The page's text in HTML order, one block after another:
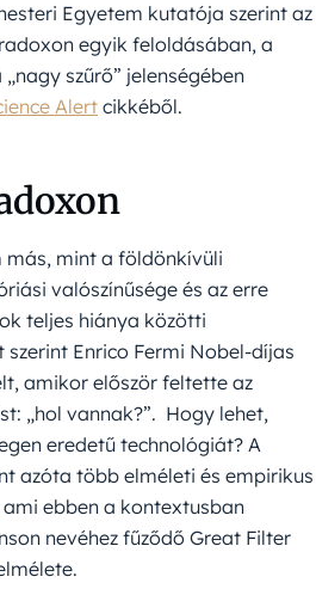
Egyetem kutatója szerint az
egyik feloldásában, a
szűrő” jelenségében
Alertcikkéből.
mint a földönkívüli
valószínűsége és az erre
teljes hiánya közötti
Enrico Fermi Nobel-díjas
amikor először feltette az
„hol vannak?”. Hogy lehet,
eredetű technológiát? A
azóta több elméleti és empirikus
ebben a kontextusban
nevéhez fűződő Great Filter